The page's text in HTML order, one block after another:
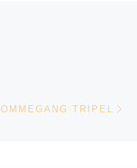
OMMEGANG TRIPEL